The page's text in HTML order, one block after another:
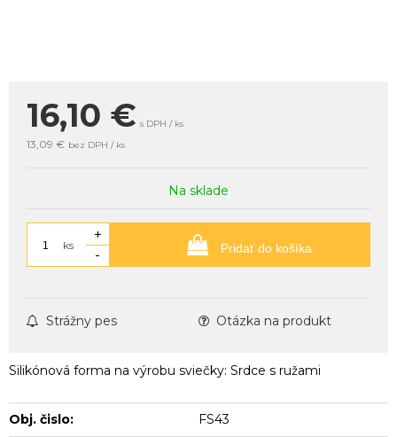
16,10 € s DPH / ks
13,09 € bez DPH / ks
Na sklade
ks
+
-
Pridať do košíka
Strážny pes Otázka na produkt
Silikónová forma na výrobu sviečky: Srdce s ružami
Obj. čislo: FS43